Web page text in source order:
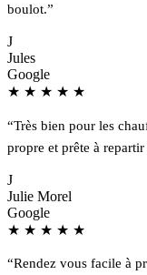
boulot.”
J
Jules
Google
★ ★ ★ ★ ★
“Très bien pour les
propre et prête à
J
Julie Morel
Google
★ ★ ★ ★ ★
“Rendez vous facile à